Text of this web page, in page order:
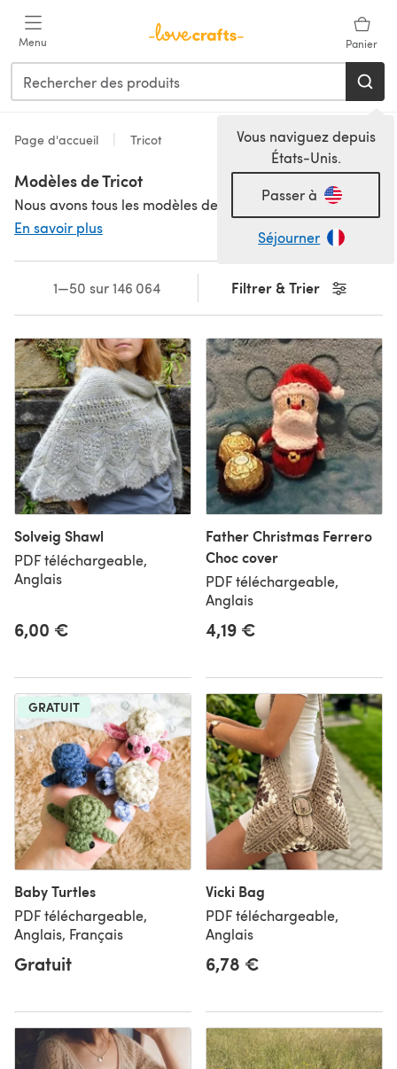
Menu Panier
Vous naviguez depuis
États-Unis.
Passer à
Séjourner
Page d'accueil Tricot
Modèles de Tricot
En savoir plus
Filtrer & Trier
1—50 sur 146 064
Solveig Shawl
PDF téléchargeable,
Anglais
6,00 €
Father Christmas Ferrero
Choc cover
PDF téléchargeable,
Anglais
4,19 €
GRATUIT
Baby Turtles
PDF téléchargeable,
Anglais, Français
Gratuit
Vicki Bag
PDF téléchargeable,
Anglais
6,78 €